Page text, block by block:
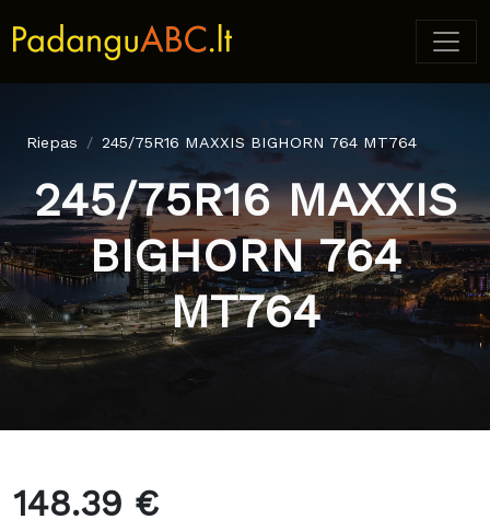
Riepas 245/75R16 MAXXIS BIGHORN 764 MT764
245/75R16 MAXXIS
BIGHORN 764
MT764
148.39 €